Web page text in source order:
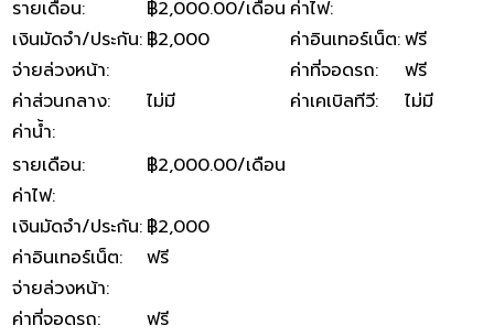
รายเดือน: ฿2,000.00/เดือน ค่าไฟ:
เงินมัดจำ/ประกัน: ฿2,000 ค่าอินเทอร์เน็ต:ฟรี
จ่ายล่วงหน้า: ค่าที่จอดรถ:
ฟรี
ค่าส่วนกลาง: ไม่มี ค่าเคเบิลทีวี:
ไม่มี
ค่าน้ำ:
รายเดือน:
฿2,000.00/เดือน
ค่าไฟ:
เงินมัดจำ/ประกัน: ฿2,000
ค่าอินเทอร์เน็ต:
ฟรี
จ่ายล่วงหน้า:
ค่าที่จอดรถ:
ฟรี